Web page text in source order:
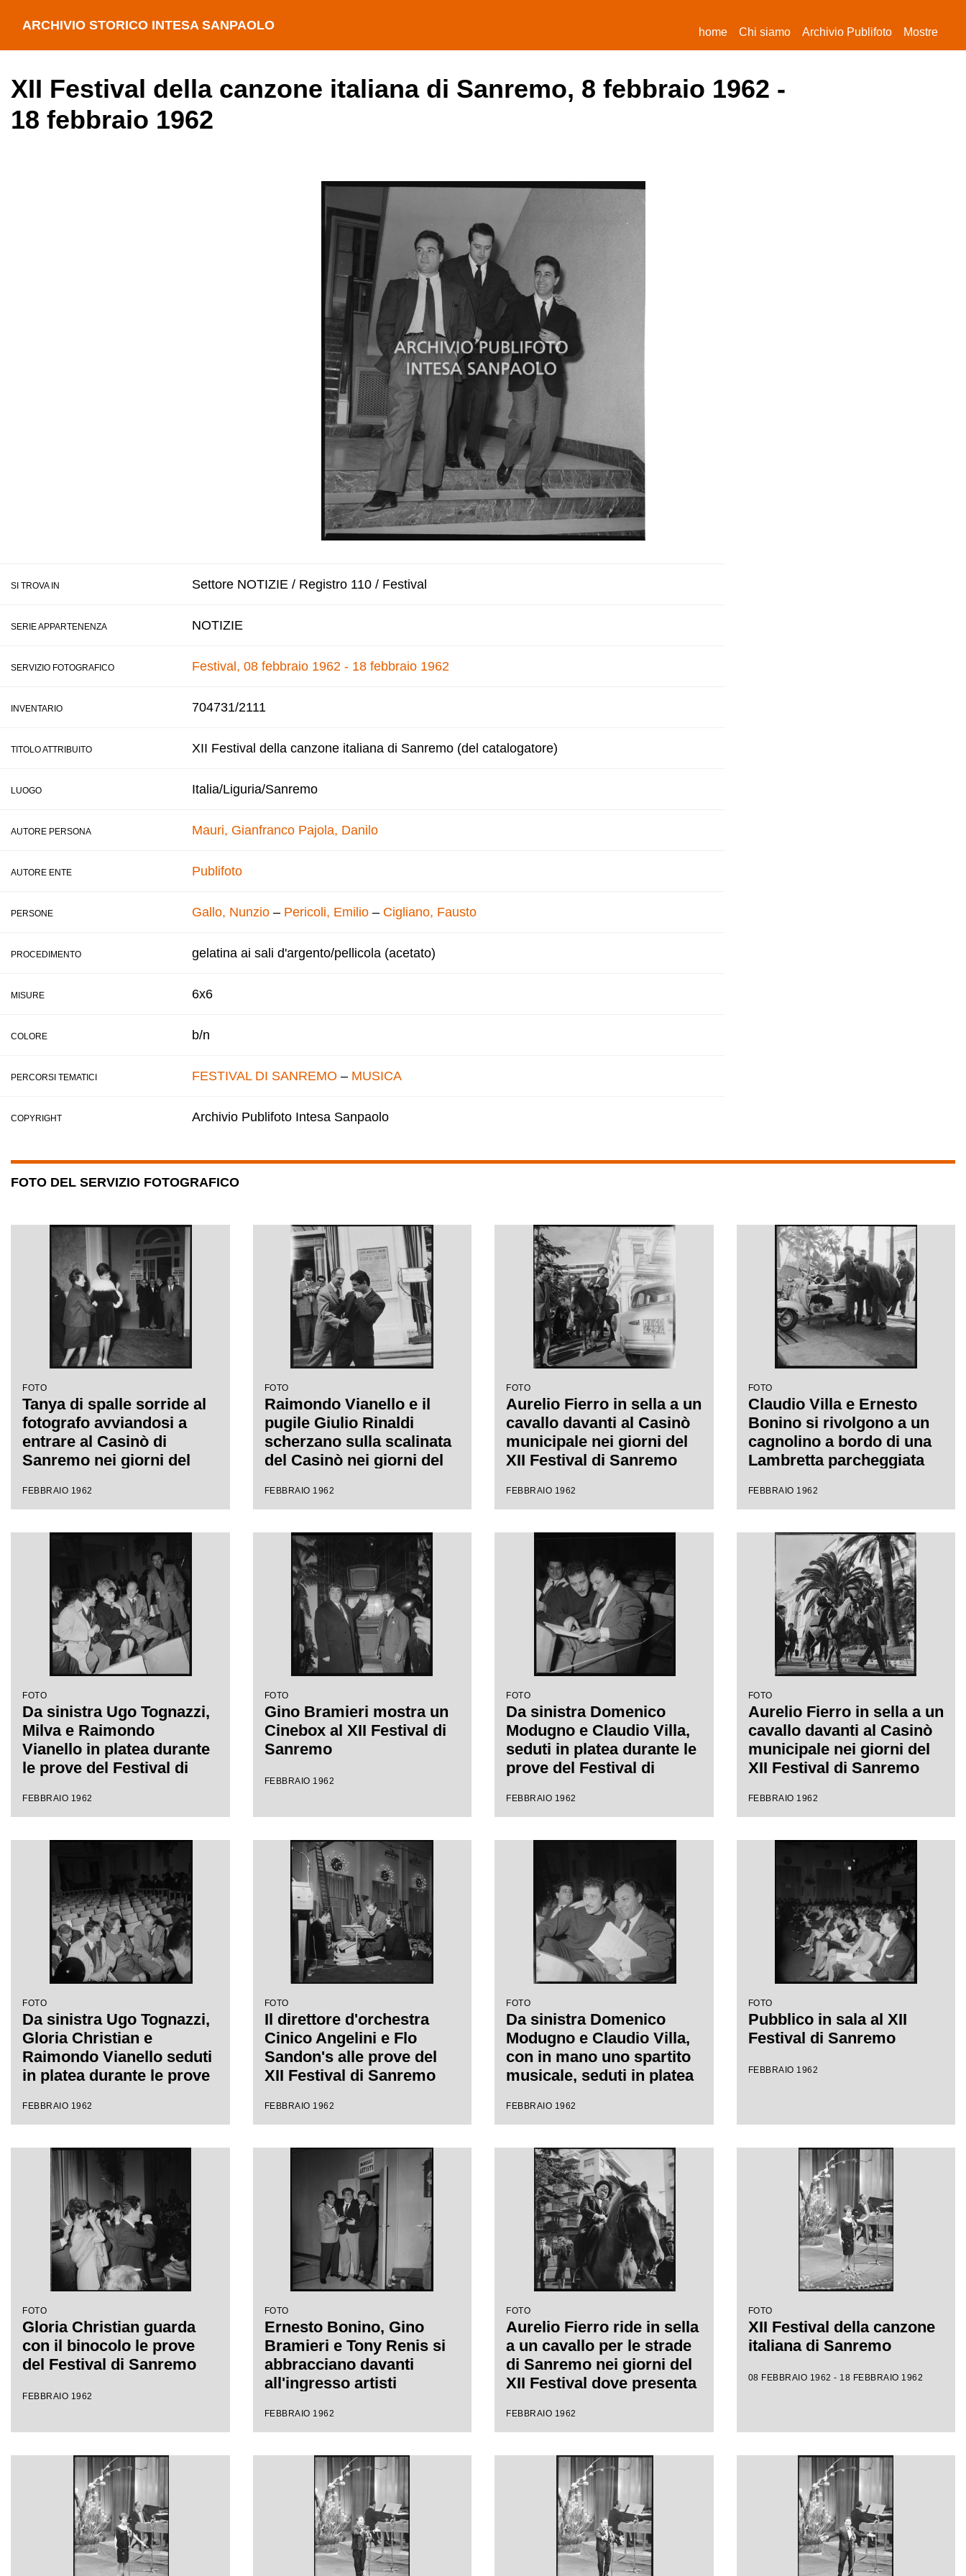
ARCHIVIO STORICO INTESA SANPAOLO home(current)
Chi siamo Archivio Publifoto Mostre
XII Festival della canzone italiana di Sanremo, 8 febbraio 1962 -
18 febbraio 1962
SI TROVA IN Settore NOTIZIE / Registro 110 / Festival
SERIE APPARTENENZA NOTIZIE
SERVIZIO FOTOGRAFICO Festival, 08 febbraio 1962 - 18 febbraio 1962
INVENTARIO 704731/2111
TITOLO ATTRIBUITO XII Festival della canzone italiana di Sanremo (del catalogatore)
LUOGO Italia/Liguria/Sanremo
AUTORE PERSONA Mauri, Gianfranco Pajola, Danilo
AUTORE ENTE Publifoto
PERSONE Gallo, Nunzio – Pericoli, Emilio – Cigliano, Fausto
PROCEDIMENTO gelatina ai sali d'argento/pellicola (acetato)
MISURE 6x6
COLORE b/n
PERCORSI TEMATICI FESTIVAL DI SANREMO – MUSICA
COPYRIGHT Archivio Publifoto Intesa Sanpaolo
FOTO DEL SERVIZIO FOTOGRAFICO
FOTO
Tanya di spalle sorride al
fotografo avviandosi a
entrare al Casinò di
Sanremo nei giorni del
FEBBRAIO 1962
FOTO
Raimondo Vianello e il
pugile Giulio Rinaldi
scherzano sulla scalinata
del Casinò nei giorni del
FEBBRAIO 1962
FOTO
Aurelio Fierro in sella a un
cavallo davanti al Casinò
municipale nei giorni del
XII Festival di Sanremo
"Lui andava a cavallo"
FEBBRAIO 1962
FOTO
Claudio Villa e Ernesto
Bonino si rivolgono a un
cagnolino a bordo di una
Lambretta parcheggiata
municipale nei giorni del
FEBBRAIO 1962
FOTO
Da sinistra Ugo Tognazzi,
Milva e Raimondo
Vianello in platea durante
le prove del Festival di
FEBBRAIO 1962
FOTO
Gino Bramieri mostra un
Cinebox al XII Festival di
Sanremo
FEBBRAIO 1962
FOTO
Da sinistra Domenico
Modugno e Claudio Villa,
seduti in platea durante le
prove del Festival di
spartito musicale
FEBBRAIO 1962
FOTO
Aurelio Fierro in sella a un
cavallo davanti al Casinò
municipale nei giorni del
XII Festival di Sanremo
"Lui andava a cavallo"
FEBBRAIO 1962
FOTO
Da sinistra Ugo Tognazzi,
Gloria Christian e
Raimondo Vianello seduti
in platea durante le prove
FEBBRAIO 1962
FOTO
Il direttore d'orchestra
Cinico Angelini e Flo
Sandon's alle prove del
XII Festival di Sanremo
FEBBRAIO 1962
FOTO
Da sinistra Domenico
Modugno e Claudio Villa,
con in mano uno spartito
musicale, seduti in platea
Festival di Sanremo
FEBBRAIO 1962
FOTO
Pubblico in sala al XII
Festival di Sanremo
FEBBRAIO 1962
FOTO
Gloria Christian guarda
con il binocolo le prove
del Festival di Sanremo
FEBBRAIO 1962
FOTO
Ernesto Bonino, Gino
Bramieri e Tony Renis si
abbracciano davanti
all'ingresso artisti
Sanremo nei giorni del
FEBBRAIO 1962
FOTO
Aurelio Fierro ride in sella
a un cavallo per le strade
di Sanremo nei giorni del
XII Festival dove presenta
cavallo"
FEBBRAIO 1962
FOTO
XII Festival della canzone
italiana di Sanremo
08 FEBBRAIO 1962 - 18 FEBBRAIO 1962